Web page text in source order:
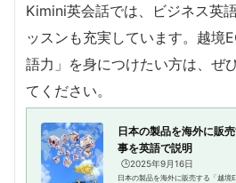
Kimini英会話では、ビジネス英
ッスンも充実しています。越境
語力」を身につけたい方は、ぜ
てください。
日本の製品を海外に販
事を英語で説明
🕒️2025年9月16日
日本の製品を海外に販売する「越境